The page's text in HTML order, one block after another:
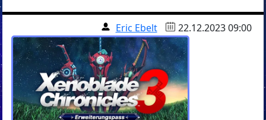
Eric Ebelt 22.12.2023 09:00